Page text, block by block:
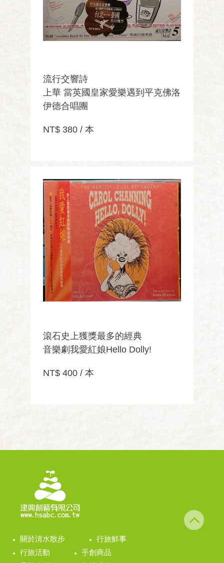
流行交響詩
上華 當英國皇家愛樂遇到平克佛洛
伊德合唱團
NT$ 380 / 本
滾石史上獲獎最多的經典
音樂劇我愛紅娘Hello Dolly!
NT$ 400 / 本
關於清水散步
行旅鮮事
行旅活動
手創商品